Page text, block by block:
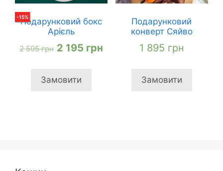
-15%
Подарунковий бокс
Арієль
2 595грн Оригінальна
2
2 195 грн Поточна
Замовити
Подарунковий
конверт Сяйво
1 895 грн
Замовити